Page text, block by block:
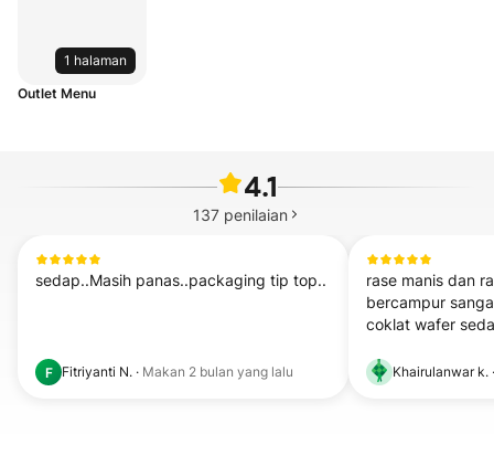
1 halaman
Outlet Menu
4.1
137 penilaian
sedap..Masih panas..packaging tip top..
F Fitriyanti N. · Makan 2 bulan yang lalu
rase manis dan
bercampur
coklat wafer
Khairulanwar k.